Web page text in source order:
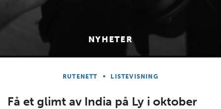
NYHETER
RUTENETT • LISTEVISNING
Få et glimt av India på Ly i oktober